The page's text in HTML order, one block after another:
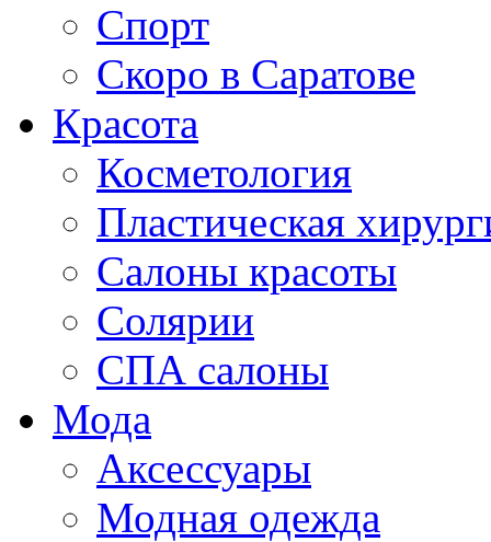
Спорт
Скоро в Саратове
Красота
Косметология
Пластическая
Салоны красоты
Солярии
СПА салоны
Мода
Аксессуары
Модная одежда